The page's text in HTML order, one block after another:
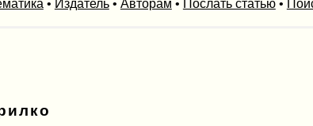
• Издатель• Авторам • Послать статью•